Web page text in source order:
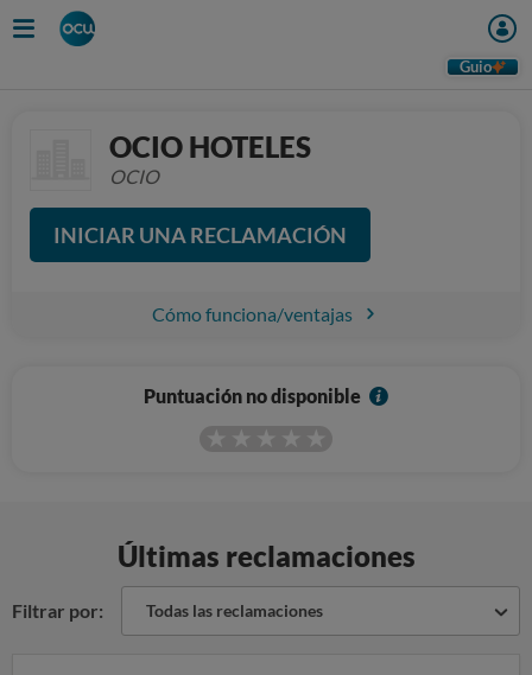
Guio
OCIO HOTELES
OCIO
INICIAR UNA RECLAMACIÓN
Cómo funciona/ventajas
Puntuación no disponible
I
Últimas reclamaciones
Filtrar por: Todas las reclamaciones